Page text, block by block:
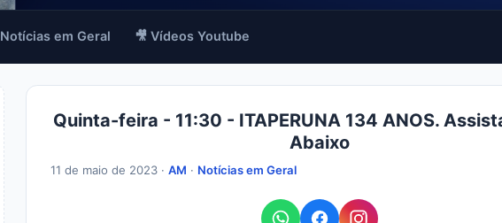
Notícias em Geral 🎥 Vídeos Youtube
Quinta-feira - 11:30 - ITAPERUNA 134 ANOS.
Abaixo
11 de maio de 2023 ·AM · Notícias em Geral